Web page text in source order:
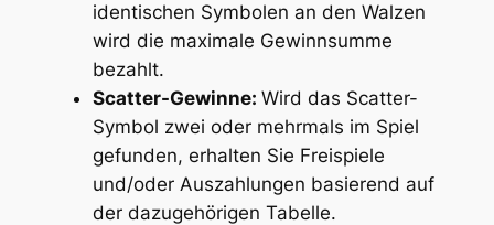
identischen Symbolen an den Walzen
wird die maximale Gewinnsumme
bezahlt.
Scatter-Gewinne: Wird das Scatter-
Symbol zwei oder mehrmals im Spiel
gefunden, erhalten Sie Freispiele
und/oder Auszahlungen basierend auf
der dazugehörigen Tabelle.